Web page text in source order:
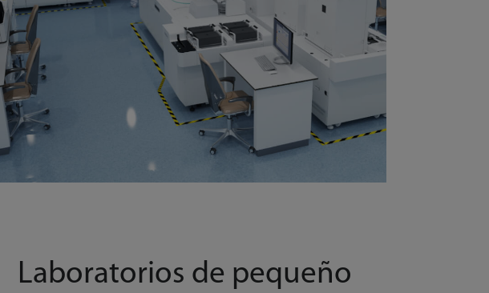
Laboratorios de pequeño